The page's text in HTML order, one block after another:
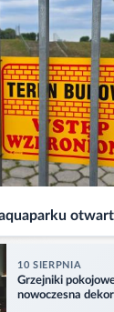
10 SIERPNIA
Grzejniki
nowoczesna